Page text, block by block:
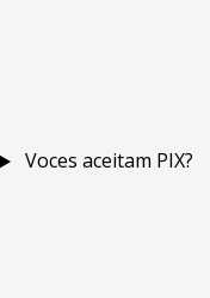
Voces aceitam PIX?